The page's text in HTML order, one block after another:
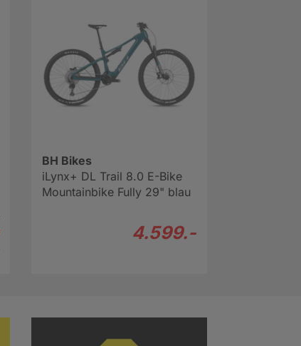
BH Bikes
iLynx+ DL Trail 8.0 E-Bike
Mountainbike Fully 29" blau
4.599.-